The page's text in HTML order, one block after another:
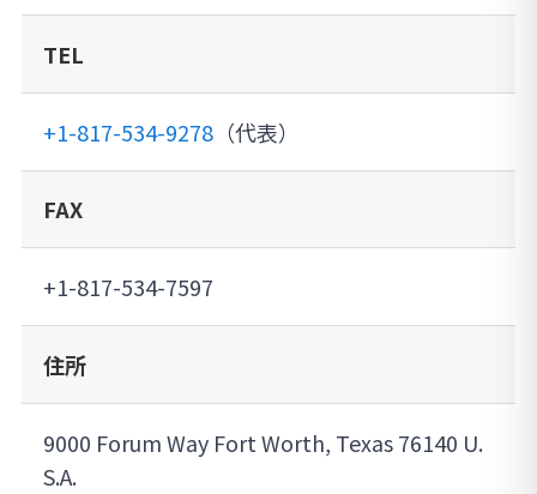
TEL
+1-817-534-9278（代表）
FAX
+1-817-534-7597
住所
9000 Forum Way Fort Worth, Texas 76140 U.
S.A.